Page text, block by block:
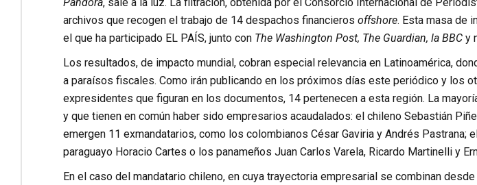
archivos que recogen el trabajo de 14 despachos financieros offshore. Esta masa de
el que ha participado EL PAÍS, junto con The Washington Post, The Guardian, la BBC y
Los resultados, de impacto mundial, cobran especial relevancia en Latinoamérica,
a paraísos fiscales. Como irán publicando en los próximos días este periódico y los
expresidentes que figuran en los documentos, 14 pertenecen a esta región. La
y que tienen en común haber sido empresarios acaudalados: el chileno Sebastián
emergen 11 exmandatarios, como los colombianos César Gaviria y Andrés Pastrana;
paraguayo Horacio Cartes o los panameños Juan Carlos Varela, Ricardo Martinelli y
En el caso del mandatario chileno, en cuya trayectoria empresarial se combinan